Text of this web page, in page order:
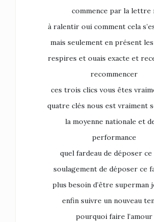
commence par la lettre
à ralentir oui comment cela
mais seulement en présent
respires et ouais exacte et
recommencer
ces trois clics vous êtes
quatre clés nous est vraiment
la moyenne nationale et
performance
quel fardeau de déposer ce
soulagement de déposer ce
plus besoin d’être superman
enfin suivre un nouveau
pourquoi faire l’amour